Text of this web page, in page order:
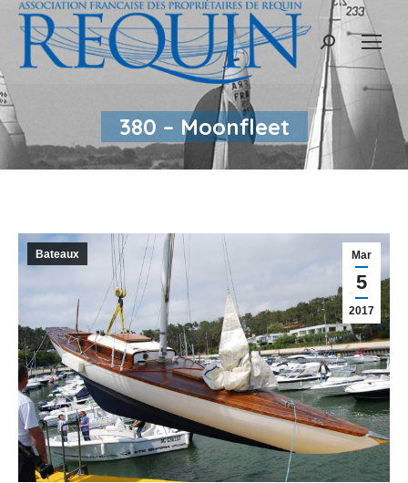
Recherche
380 – Moonfleet
Mar
5
2017
Bateaux